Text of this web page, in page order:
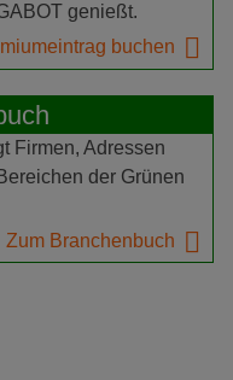
genießt.
buchen
Firmen, Adressen
der Grünen
Zum Branchenbuch